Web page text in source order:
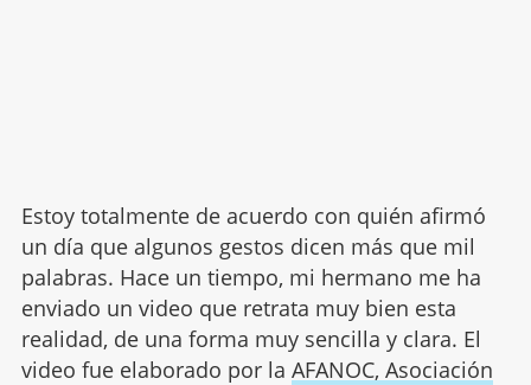
Estoy totalmente de acuerdo con quién afirmó
un día que algunos gestos dicen más que mil
palabras. Hace un tiempo, mi hermano me ha
enviado un video que retrata muy bien esta
realidad, de una forma muy sencilla y clara. El
video fue elaborado por la AFANOC, Asociación